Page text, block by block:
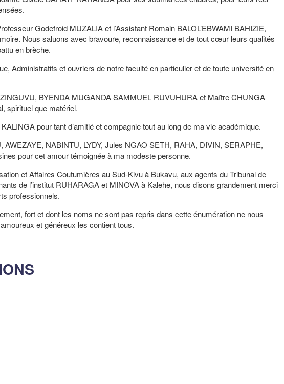
Godefroid MUZALIA et l’Assistant Romain BALOL’EBWAMI BAHIZIE,
Nous saluons avec bravoure, reconnaissance et de tout cœur leurs qualités
en brèche.
Administratifs et ouvriers de notre faculté en particulier et de toute université en
BYENDA MUGANDA SAMMUEL RUVUHURA et Maître CHUNGA
spirituel que matériel.
pour tant d’amitié et compagnie tout au long de ma vie académique.
NABINTU, LYDY, Jules NGAO SETH, RAHA, DIVIN, SERAPHE,
pour cet amour témoignée à ma modeste personne.
et Affaires Coutumières au Sud-Kivu à Bukavu, aux agents du Tribunal de
de l’institut RUHARAGA et MINOVA à Kalehe, nous disons grandement merci
professionnels.
fort et dont les noms ne sont pas repris dans cette énumération ne nous
et généreux les contient tous.